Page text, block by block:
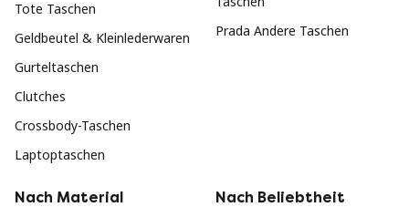
Tote Taschen
Geldbeutel & Kleinlederwaren
Gurteltaschen
Clutches
Crossbody-Taschen
Laptoptaschen
Prada Andere Taschen
Nach Material
Nach Beliebtheit